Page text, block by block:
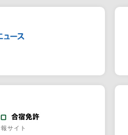
サイト